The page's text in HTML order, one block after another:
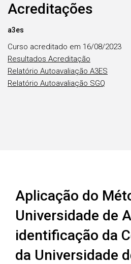
Acreditações
a3es
Curso acreditado em 16/08/2023
Resultados Acreditação
Relatório Autoavaliação A3ES
Relatório Autoavaliação SGQ
Aplicação do
Universidade de
identificação da
da Universidade